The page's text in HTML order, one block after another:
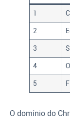
1
2
3
4
5
O domínio do